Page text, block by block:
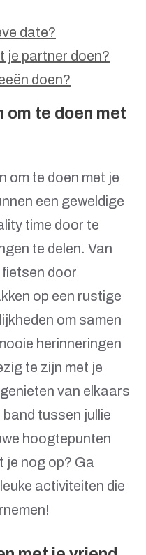
date?
je partner doen?
doen?
om te doen met
om te doen met je
een geweldige
time door te
te delen. Van
door
op een rustige
om samen
herinneringen
te zijn met je
van elkaars
tussen jullie
hoogtepunten
je nog op? Ga
activiteiten die